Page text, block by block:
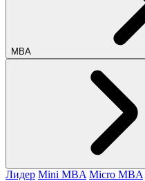
МВА
Лидер Mini MBA Micro MBA